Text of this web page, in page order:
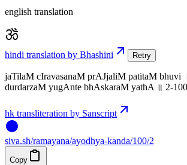
english translation
hindi translation by Bhashini Retry
jaTilaM cIravasanaM prAJjaliM patitaM bhuvi
durdarzaM yugAnte bhAskaraM yathA ॥ 2-
hk transliteration by Sanscript
siva.sh/ramayana/ayodhya-kanda/100/2
Copy